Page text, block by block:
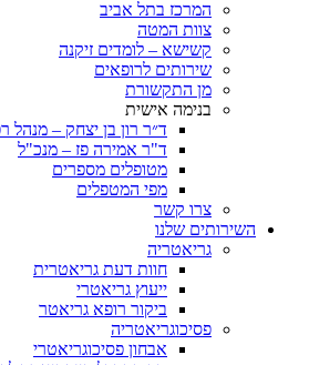
המרכז בתל אביב
צוות המטה
קשישא – לומדים זיקנה
שירותים לרופאים
מן התקשורת
בנימה אישית
ד״ר רון בן יצחק – מנהל רפואי
ד"ר אמירה פז – מנכ"ל
מטופלים מספרים
מפי המטפלים
שלנו
גריאטריה
חוות דעת גריאטרית
ייעוץ גריאטרי
ביקור רופא גריאטר
פסיכוגריאטריה
אבחון פסיכוגריאטרי